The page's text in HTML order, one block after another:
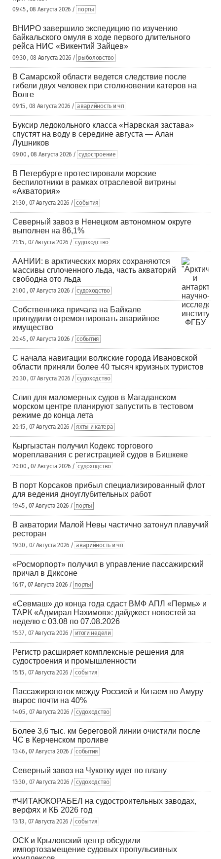
09:45 , 08 Августа 2026 / порты
ВНИРО завершило экспедицию по изучению
байкальского омуля в ходе первого длительного
рейса НИС «Викентий Зайцев»
09:30 , 08 Августа 2026 / рыболовство
В Самарской области ведется следствие после
гибели двух человек при столкновении катеров на
Волге
09:15 , 08 Августа 2026 / аварийность и чп
Буксир ледокольного класса «Нарвская застава»
спустят на воду в середине августа — Алан
Лушников
09:00 , 08 Августа 2026 / судостроение
В Петербурге протестировали морские
беспилотники в рамках отраслевой витрины
«Акватория»
21:30 , 07 Августа 2026 / события
Северный завоз в Ненецком автономном округе
выполнен на 86,1%
21:15 , 07 Августа 2026 / судоходство
ААНИИ: в арктических морях сохраняются
массивы сплоченного льда, часть акваторий
свободна ото льда
21:00 , 07 Августа 2026 / судоходство
Собственника причала на Байкале
принудили отремонтировать аварийное
имущество
20:45 , 07 Августа 2026 / события
С начала навигации волжские города Ивановской
области приняли более 40 тысяч круизных туристов
20:30 , 07 Августа 2026 / судоходство
Слип для маломерных судов в Магаданском
морском центре планируют запустить в тестовом
режиме до конца лета
20:15 , 07 Августа 2026 / яхты и катера
Кыргызстан получил Кодекс торгового
мореплавания с регистрацией судов в Бишкеке
20:00 , 07 Августа 2026 / судоходство
В порт Корсаков прибыл специализированный флот
для ведения дноуглубительных работ
19:45 , 07 Августа 2026 / порты
В акватории Малой Невы частично затонул плавучий
ресторан
19:30 , 07 Августа 2026 / аварийность и чп
«Росморпорт» получил в управление пассажирский
причал в Диксоне
16:17 , 07 Августа 2026 / порты
«Севмаш» до конца года сдаст ВМФ АПЛ «Пермь» и
ТАРК «Адмирал Нахимов»: дайджест новостей за
неделю с 03.08 по 07.08.2026
15:37 , 07 Августа 2026 / итоги недели
Регистр расширяет комплексные решения для
судостроения и промышленности
15:15 , 07 Августа 2026 / события
Пассажиропоток между Россией и Китаем по Амуру
вырос почти на 40%
14:05 , 07 Августа 2026 / судоходство
Более 3,6 тыс. км береговой линии очистили после
ЧС в Керченском проливе
13:46 , 07 Августа 2026 / события
Северный завоз на Чукотку идет по плану
13:30 , 07 Августа 2026 / судоходство
#ЧИТАЮКОРАБЕЛ на судостроительных заводах,
верфях и КБ 2026 год
13:13 , 07 Августа 2026 / события
ОСК и Крыловский центр обсудили
импортозамещение судовых пропульсивных